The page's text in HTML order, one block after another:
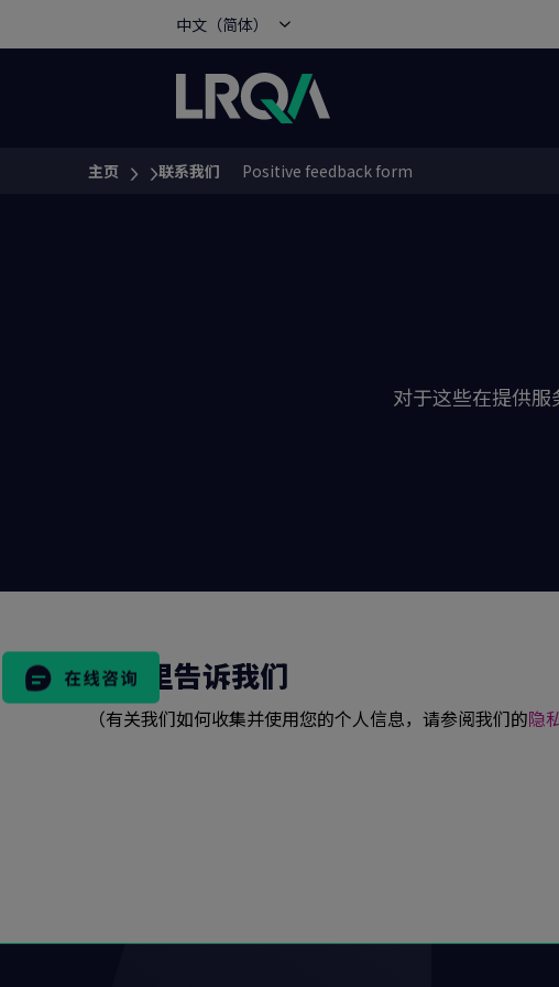
中文（简体）
索
格
You are here:主页 联系我们 Positive feedback form
对于这些在提供服
在这里告诉我们
（有关我们如何收集并使用您的个人信息，请参阅我们的隐